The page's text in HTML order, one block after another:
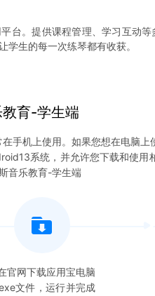
台。提供课程管理、学习互动
生的每一次练琴都有收获。
育-学生端
手机上使用。如果您想在电脑上
系统，并允许您下载和使用
音乐教育-学生端
官网下载应用宝电脑
文件，运行并完成